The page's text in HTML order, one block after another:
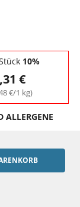
10%
€
€/1 kg)
ALLERGENE